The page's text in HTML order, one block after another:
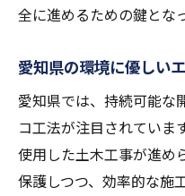
全に進めるための鍵とな
愛知県の環境に優しい
愛知県では、持続可能な
コ工法が注目されていま
使用した土木工事が進め
保護しつつ、効率的な施